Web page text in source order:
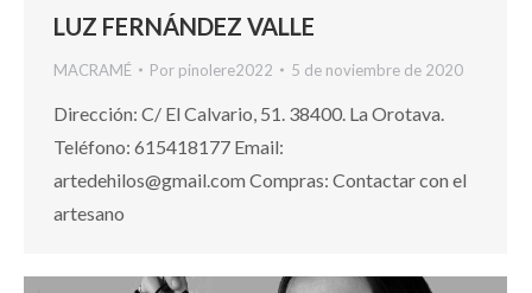
LUZ FERNÁNDEZ VALLE
MACRAMÉ Por pinolere2022 5 de noviembre de 2020
Dirección: C/ El Calvario, 51. 38400. La Orotava.
Teléfono: 615418177 Email:
artedehilos@gmail.com Compras: Contactar con el
artesano